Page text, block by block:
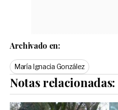
Archivado en:
María Ignacia González
Notas relacionadas: